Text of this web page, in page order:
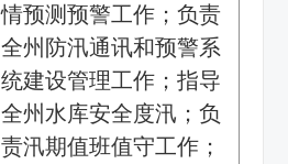
情预测预警工作；负责
全州防汛通讯和预警系
统建设管理工作；指导
全州水库安全度汛；负
责汛期值班值守工作；